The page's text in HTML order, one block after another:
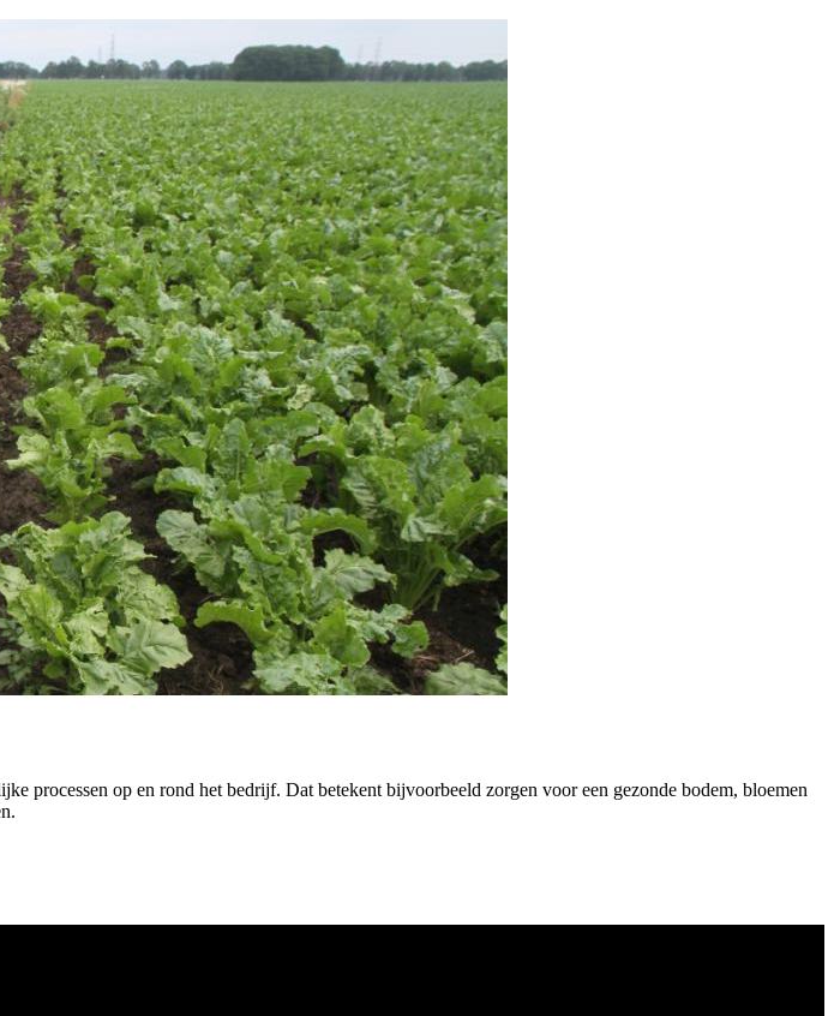
processen op en rond het bedrijf. Dat betekent bijvoorbeeld zorgen voor een gezonde bodem, bloemen